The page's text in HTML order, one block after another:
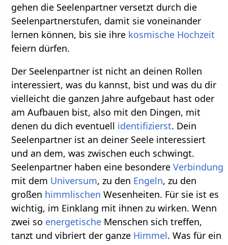
gehen die Seelenpartner versetzt durch die
Seelenpartnerstufen, damit sie voneinander
lernen können, bis sie ihre kosmische Hochzeit
feiern dürfen.
Der Seelenpartner ist nicht an deinen Rollen
interessiert, was du kannst, bist und was du dir
vielleicht die ganzen Jahre aufgebaut hast oder
am Aufbauen bist, also mit den Dingen, mit
denen du dich eventuell identifizierst. Dein
Seelenpartner ist an deiner Seele interessiert
und an dem, was zwischen euch schwingt.
Seelenpartner haben eine besondereVerbindung
mit dem Universum, zu den Engeln, zu den
großen himmlischen Wesenheiten. Für sie ist es
wichtig, im Einklang mit ihnen zu wirken. Wenn
zwei so energetische Menschen sich treffen,
tanzt und vibriert der ganze Himmel. Was für ein